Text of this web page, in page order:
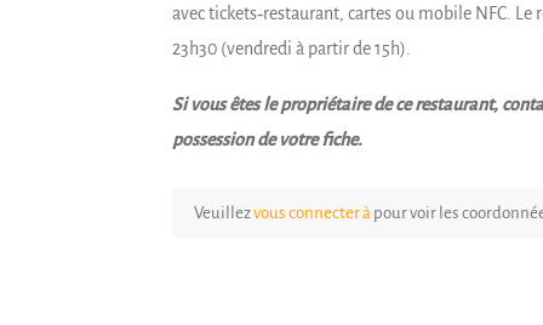
avec tickets‑restaurant, cartes ou mobile NFC.
23h30 (vendredi à partir de 15h).
Si vous êtes le propriétaire de ce restaurant,
possession de votre fiche.
Veuillezvous connecter à pour voir les